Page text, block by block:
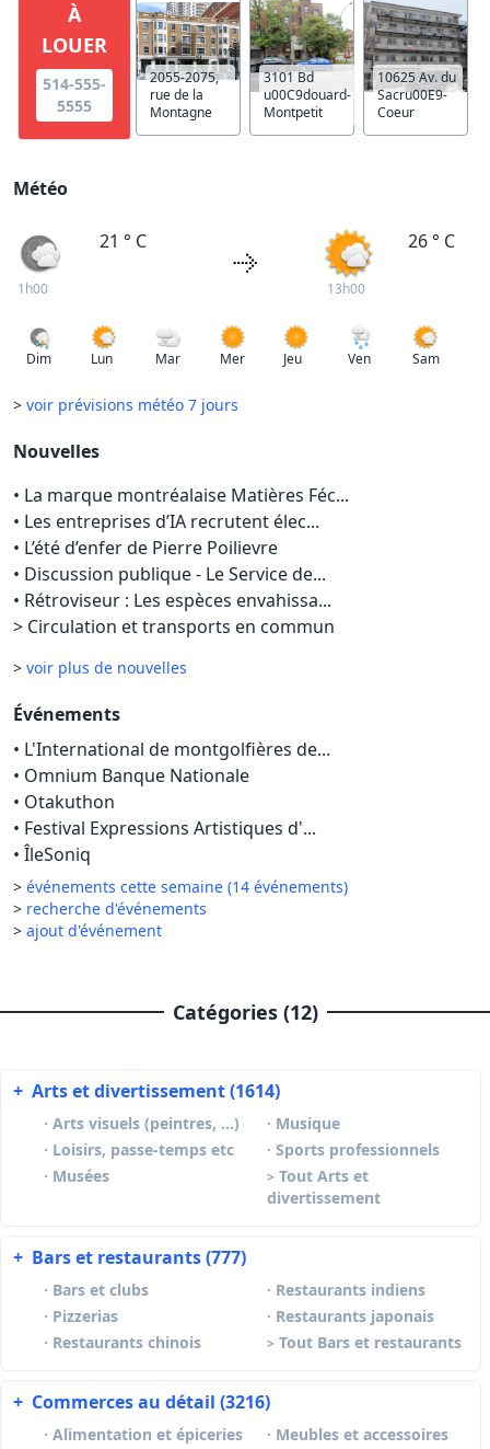
À
LOUER
514-555-
5555
2055-2075,
rue de la
Montagne
3101 Bd
u00C9douard-
Montpetit
10625 Av. du
Sacru00E9-
Coeur
Météo
1h00
21 ° C
13h00
26 ° C
Dim Lun Mar Mer Jeu Ven Sam
> voir prévisions météo 7 jours
Nouvelles
• La marque montréalaise Matières Féc...
• Les entreprises d’IA recrutent élec...
• L’été d’enfer de Pierre Poilievre
• Discussion publique - Le Service de...
• Rétroviseur : Les espèces envahissa...
> Circulation et transports en commun
> voir plus de nouvelles
Événements
• L'International de montgolfières de...
• Omnium Banque Nationale
• Otakuthon
• Festival Expressions Artistiques d'...
• ÎleSoniq
> événements cette semaine (14 événements)
> recherche d'événements
> ajout d'événement
Catégories (12)
+ Arts et divertissement (1614)
· Arts visuels (peintres, …)
· Loisirs, passe-temps etc
· Musées
· Musique
· Sports professionnels
> Tout Arts et
divertissement
+ Bars et restaurants (777)
· Bars et clubs
· Pizzerias
· Restaurants chinois
· Restaurants indiens
· Restaurants japonais
> Tout Bars et restaurants
+ Commerces au détail (3216)
· Alimentation et épiceries
· Meubles et accessoires